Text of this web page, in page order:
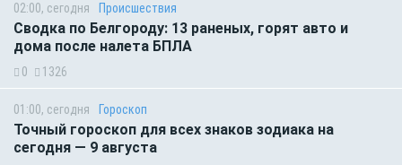
02:00, сегодня Происшествия
Сводка по Белгороду: 13 раненых, горят авто и
дома после налета БПЛА
0 1326
01:00, сегодня Гороскоп
Точный гороскоп для всех знаков зодиака на
сегодня — 9 августа